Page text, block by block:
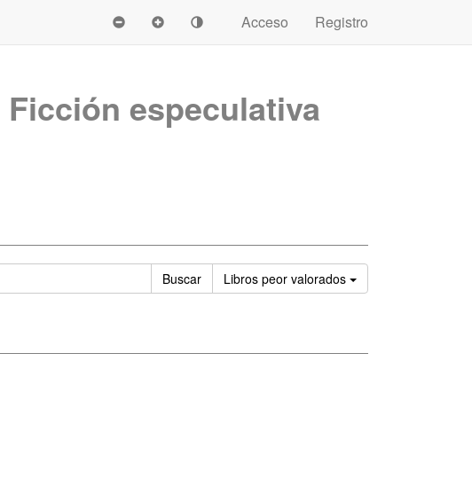
Acceso
Registro
Ficción especulativa
Buscar Libros peor valorados Ordenar